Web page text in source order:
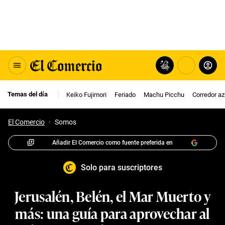
Temas del día Keiko Fujimori Feriado Machu Picchu Corredor
El Comercio · Somos
Añadir El Comercio como fuente preferida en
Solo para suscriptores
Jerusalén, Belén, el Mar Muerto y
más: una guía para aprovechar al